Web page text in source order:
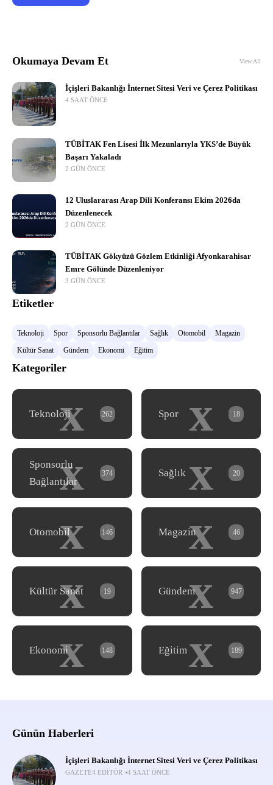
Okumaya Devam Et View All
İçişleri Bakanlığı İnternet Sitesi Veri ve Çerez Politikası
4 SAAT ÖNCE
TÜBİTAK Fen Lisesi İlk Mezunlarıyla YKS’de Büyük
Başarı Yakaladı
2 GÜN ÖNCE
12 Uluslararası Arap Dili Konferansı Ekim 2026da
Düzenlenecek
2 GÜN ÖNCE
TÜBİTAK Gökyüzü Gözlem Etkinliği Afyonkarahisar
Emre Gölünde Düzenleniyor
3 GÜN ÖNCE
Etiketler
Teknoloji Spor Sponsorlu Bağlantılar Sağlık Otomobil
Magazin
Kültür Sanat
Gündem Ekonomi Eğitim
Kategoriler
x
Teknoloji 262 x
Spor 18
x
Sponsorlu
Bağlantılar
374 x
Sağlık 20
x
Otomobil 146 x
Magazin 46
x
Kültür Sanat 19 x
Gündem 947
x
Ekonomi 148 x
Eğitim 189
Günün Haberleri
İçişleri Bakanlığı İnternet Sitesi Veri ve Çerez Politikası
GAZETE4 EDITÖR 4 SAAT ÖNCE